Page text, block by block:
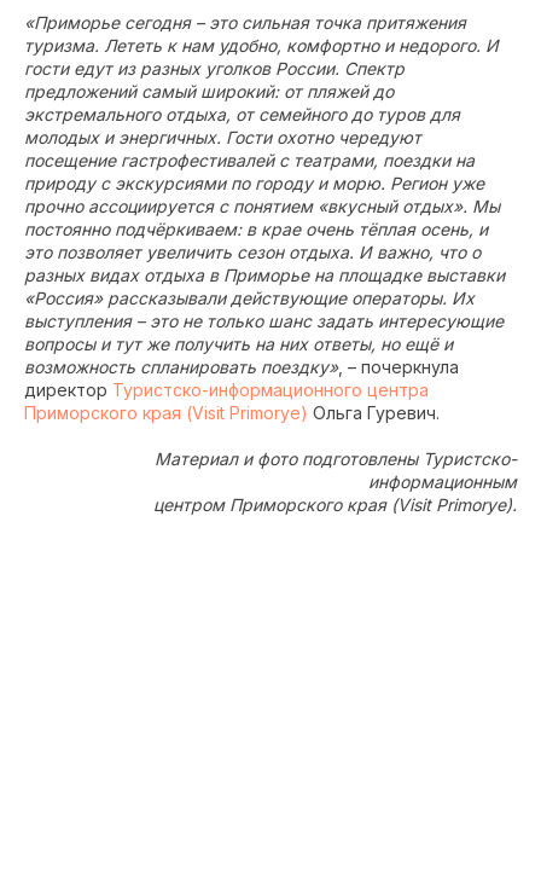
«Приморье сегодня – это сильная точка притяжения
туризма. Лететь к нам удобно, комфортно и недорого. И
гости едут из разных уголков России. Спектр
предложений самый широкий: от пляжей до
экстремального отдыха, от семейного до туров для
молодых и энергичных. Гости охотно чередуют
посещение гастрофестивалей с театрами, поездки на
природу с экскурсиями по городу и морю. Регион уже
прочно ассоциируется с понятием «вкусный отдых». Мы
постоянно подчёркиваем: в крае очень тёплая осень, и
это позволяет увеличить сезон отдыха. И важно, что о
разных видах отдыха в Приморье на площадке выставки
«Россия» рассказывали действующие операторы. Их
выступления – это не только шанс задать интересующие
вопросы и тут же получить на них ответы, но ещё и
возможность спланировать поездку», – почеркнула
директор Туристско-информационного центра
Приморского края (Visit Primorye) Ольга Гуревич.
Материал и фото подготовлены Туристско-
информационным
центром Приморского края (Visit Primorye).